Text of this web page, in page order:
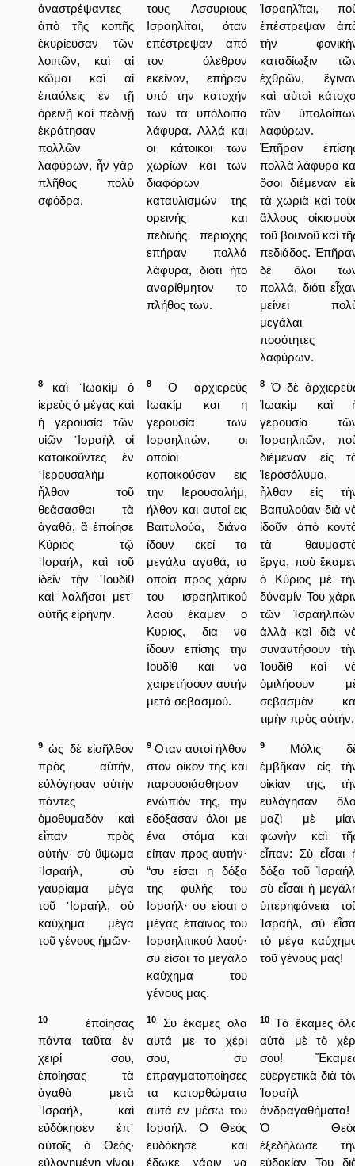
ἀναστρέψαντες
ἀπὸ τῆς κοπῆς
ἐκυρίευσαν τῶν
λοιπῶν, καὶ αἱ
κῶμαι καὶ αἱ
ἐπαύλεις ἐν τῇ
ὀρεινῇ καὶ πεδινῇ
ἐκράτησαν
πολλῶν
λαφύρων, ἦν γὰρ
πλῆθος πολὺ
σφόδρα.
τους Ασσυριους
Ισραηλίται, όταν
επέστρεψαν από
τον όλεθρον
εκείνον, επήραν
υπό την κατοχήν
των τα υπόλοιπα
λάφυρα. Αλλά και
οι κάτοικοι των
χωρίων και των
διαφόρων
καταυλισμών της
ορεινής και
πεδινής περιοχής
επήραν πολλά
λάφυρα, διότι ήτο
αναρίθμητον το
πλήθος των.
Ἰσραηλῖται,
ἐπέστρεψαν
τὴν
καταδίωξιν
ἐχθρῶν,
καὶ αὐτοὶ
τῶν
λαφύρων.
Ἐπῆραν
πολλὰ λάφυρα
ὅσοι διέμεναν
τὰ χωριὰ καὶ
ἄλλους
τοῦ βουνοῦ καὶ
πεδιάδος.
δὲ ὅλοι
πολλά, διότι
μείνει
μεγάλαι
ποσότητες
λαφύρων.
8
καὶ ᾿Ιωακὶμ ὁ
ἱερεὺς ὁ μέγας καὶ
ἡ γερουσία τῶν
υἱῶν ᾿Ισραὴλ οἱ
κατοικοῦντες ἐν
῾Ιερουσαλὴμ
ἦλθον τοῦ
θεάσασθαι τὰ
ἀγαθά, ἃ ἐποίησε
Κύριος τῷ
᾿Ισραήλ, καὶ τοῦ
ἰδεῖν τὴν ᾿Ιουδὶθ
καὶ λαλῆσαι μετ᾿
αὐτῆς εἰρήνην.
8
Ο αρχιερεύς
Ιωακίμ και η
γερουσία των
Ισραηλιτών, οι
οποίοι
κοποικούσαν εις
την Ιερουσαλήμ,
ήλθον και αυτοί εις
Βαιτυλούα, διάνα
ίδουν εκεί τα
μεγάλα αγαθά, τα
οποία προς χάριν
του ισραηλιτικού
λαού έκαμεν ο
Κυριος, δια να
ίδουν επίσης την
Ιουδίθ και να
χαιρετήσουν αυτήν
μετά σεβασμού.
8
Ὁ δὲ
Ἰωακὶμ καὶ
γερουσία
Ἰσραηλιτῶν,
διέμεναν εἰς
Ἱεροσόλυμα,
ἦλθαν εἰς
Βαιτυλούαν διὰ
ἰδοῦν ἀπὸ
τὰ
ἔργα, ποὺ
ὁ Κύριος μὲ
δύναμίν Του
τῶν
ἀλλὰ καὶ διὰ
συναντήσουν
Ἰουδὶθ καὶ
ὁμιλήσουν
σεβασμὸν
τιμὴν πρὸς αὐτήν.
9 ὡς δὲ εἰσῆλθον
πρὸς αὐτήν,
εὐλόγησαν αὐτὴν
πάντες
ὁμοθυμαδὸν καὶ
εἶπαν πρὸς
αὐτήν· σὺ ὕψωμα
᾿Ισραήλ, σὺ
γαυρίαμα μέγα
τοῦ ᾿Ισραήλ, σὺ
καύχημα μέγα
τοῦ γένους ἡμῶν·
9 Οταν αυτοί ήλθον
στον οίκον της και
παρουσιάσθησαν
ενώπιόν της, την
εδόξασαν όλοι με
ένα στόμα και
είπαν προς αυτήν·
“συ είσαι η δόξα
της φυλής του
Ισραήλ· συ είσαι ο
μέγας έπαινος του
Ισραηλιτικού λαού·
συ είσαι το μεγάλο
καύχημα του
γένους μας.
9
Μόλις
ἐμβῆκαν εἰς
οἰκίαν της,
εὐλόγησαν
μαζὶ μὲ
φωνὴν καὶ
εἶπαν: Σὺ εἶσαι
δόξα τοῦ
σὺ εἶσαι ἡ
ὑπερηφάνεια
Ἰσραήλ, σὺ
τὸ μέγα
τοῦ γένους μας!
10
ἐποίησας
πάντα ταῦτα ἐν
χειρί σου,
ἐποίησας τὰ
ἀγαθὰ μετὰ
᾿Ισραήλ, καὶ
εὐδόκησεν ἐπ᾿
αὐτοῖς ὁ Θεός·
εὐλογημένη γίνου
10
Συ έκαμες όλα
αυτά με το χέρι
σου, συ
επραγματοποίησες
τα κατορθώματα
αυτά εν μέσω του
Ισραήλ. Ο Θεός
ευδόκησε και
έδωκε χάριν να
10 Τὰ ἔκαμες
αὐτὰ μὲ τὸ
σου!
εὐεργετικὰ διὰ
Ἰσραὴλ
ἀνδραγαθήματα!
Ὁ
ἐξεδήλωσε
εὐδοκίαν Του